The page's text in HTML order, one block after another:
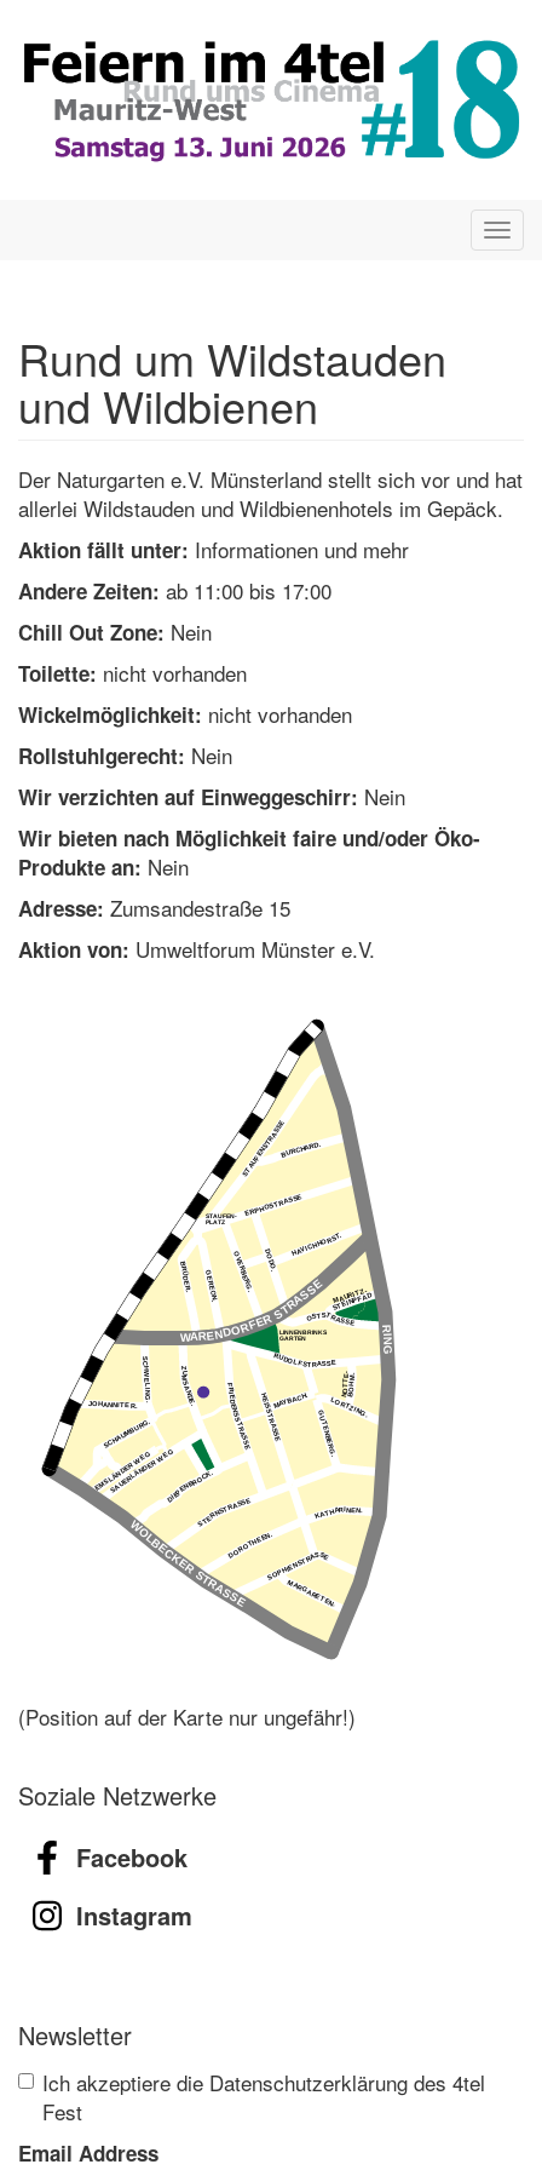
zum
Inhalt
Rund um Wildstauden
und Wildbienen
Der Naturgarten e.V. Münsterland stellt sich vor und hat
allerlei Wildstauden und Wildbienenhotels im Gepäck.
Aktion fällt unter: Informationen und mehr
Andere Zeiten: ab 11:00 bis 17:00
Chill Out Zone: Nein
Toilette: nicht vorhanden
Wickelmöglichkeit: nicht vorhanden
Rollstuhlgerecht: Nein
Wir verzichten auf Einweggeschirr: Nein
Wir bieten nach Möglichkeit faire und/oder Öko-
Produkte an: Nein
Adresse: Zumsandestraße 15
Aktion von: Umweltforum Münster e.V.
(Position auf der Karte nur ungefähr!)
Soziale Netzwerke
Facebook
Instagram
Newsletter
Ich akzeptiere die Datenschutzerklärung des 4tel
Fest
Email Address